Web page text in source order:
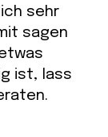
sehr
sagen
ist, lass